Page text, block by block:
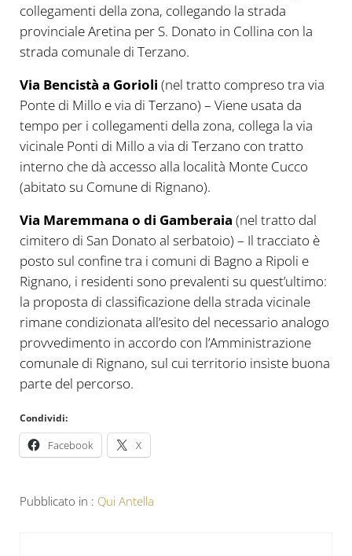
collegamenti della zona, collegando la strada
provinciale Aretina per S. Donato in Collina con la
strada comunale di Terzano.
Via Bencistà a Gorioli (nel tratto compreso tra via
Ponte di Millo e via di Terzano) – Viene usata da
tempo per i collegamenti della zona, collega la via
vicinale Ponti di Millo a via di Terzano con tratto
interno che dà accesso alla località Monte Cucco
(abitato su Comune di Rignano).
Via Maremmana o di Gamberaia (nel tratto dal
cimitero di San Donato al serbatoio) – Il tracciato è
posto sul confine tra i comuni di Bagno a Ripoli e
Rignano, i residenti sono prevalenti su quest’ultimo:
la proposta di classificazione della strada vicinale
rimane condizionata all’esito del necessario analogo
provvedimento in accordo con l’Amministrazione
comunale di Rignano, sul cui territorio insiste buona
parte del percorso.
Condividi:
Facebook X
Pubblicato in : Qui Antella